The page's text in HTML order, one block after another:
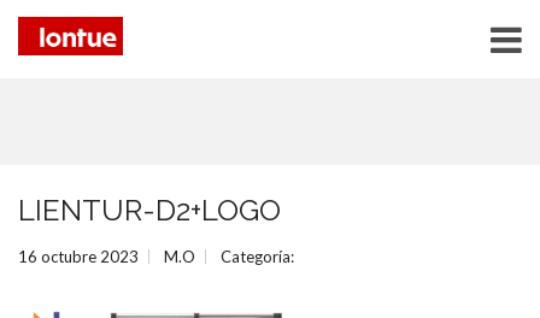
LIENTUR-D2+LOGO
16 octubre 2023 M.O Categoría: